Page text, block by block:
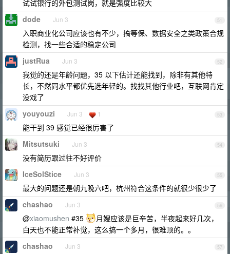
试试银行的外包测试岗，就是强度比较大
51
dode Jun 3
入职商业化公司应该也有不少，搞等保、数据安全之类政策合规
检测，找一些合适的稳定公司
52
justRua Jun 3
我觉的还是年龄问题，35 以下估计还能找到，除非有其他特
长，不然同水平都优先选年轻的。找找其他行业吧，互联网肯定
没戏了
53
youyouzi Jun 3 1
能干到 39 感觉已经很厉害了
54
Mitsutsuki Jun 3
没有简历跟过往不好评价
55
IceSolStice Jun 3
最大的问题还是朝九晚六吧，杭州符合这条件的就很少很少了
56
chashao Jun 3
@xiaomushen #35
月嫂应该是巨辛苦，半夜起来好几次，
白天也不能正常补觉，这么搞一个多月，很难顶的。。
57
chashao Jun 3